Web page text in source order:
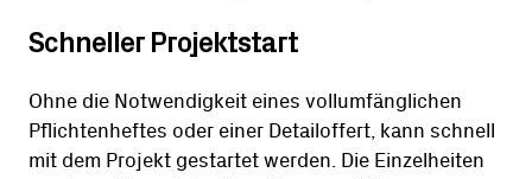
Schneller Projektstart
Ohne die Notwendigkeit eines vollumfänglichen
Pflichtenheftes oder einer Detailoffert, kann schnell
mit dem Projekt gestartet werden. Die Einzelheiten